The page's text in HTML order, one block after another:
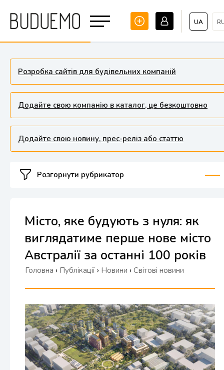
UA
Розробка сайтів для будівельних компаній
Додайте свою компанію в каталог, це безкоштовно
Додайте свою новину, прес-реліз або статтю
Розгорнути рубрикатор
Місто, яке будують з нуля: як
виглядатиме перше нове місто
Австралії за останні 100 років
Головна › Публікації › Новини › Світові новини